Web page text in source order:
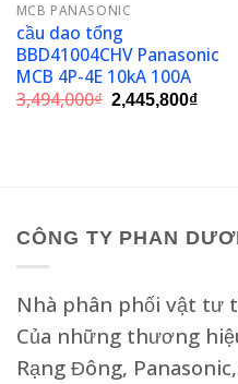
MCB PANASONIC
cầu dao tổng
BBD41004CHV Panasonic
MCB 4P-4E 10kA 100A
3,494,000₫ Giá
gốc
2,445,800₫Giá
CÔNG TY PHAN
Nhà phân phối vật tư
Của những thương
Rạng Đông,